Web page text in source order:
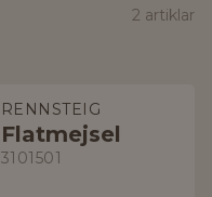
2 artiklar
RENNSTEIG
Flatmejsel
3101501